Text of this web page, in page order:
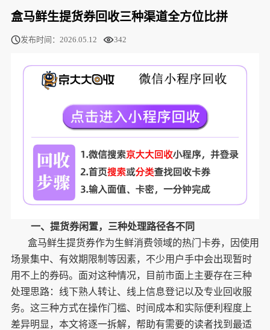
盒马鲜生提货券回收三种渠道全方位比拼
发布时间：2026.05.12 342
一、提货券闲置，三种处理路径各不同
盒马鲜生提货券作为生鲜消费领域的热门卡券，因使用
场景集中、有效期限制等因素，不少用户手中会出现暂时
用不上的券码。面对这种情况，目前市面上主要存在三种
处理思路：线下熟人转让、线上信息登记以及专业回收服
务。这三种方式在操作门槛、时间成本和实际便利程度上
差异明显，本文将逐一拆解，帮助有需要的读者找到最适